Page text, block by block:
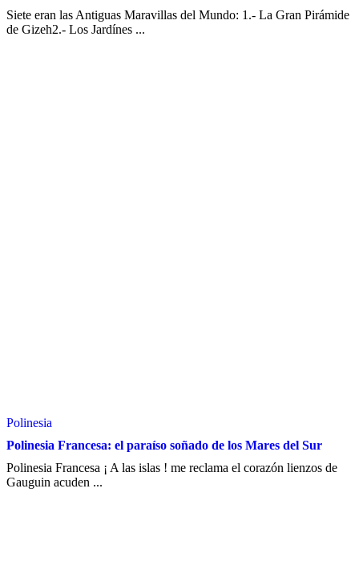
Siete eran las Antiguas Maravillas del Mundo: 1.- La Gran Pirámide
de Gizeh2.- Los Jardínes ...
Polinesia
Polinesia Francesa: el paraíso soñado de los Mares del Sur
Polinesia Francesa ¡ A las islas ! me reclama el corazón lienzos de
Gauguin acuden ...